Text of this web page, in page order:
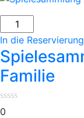
Spielesammlung
-
für
die
ganze
Familie
Menge
In die
Familie
0